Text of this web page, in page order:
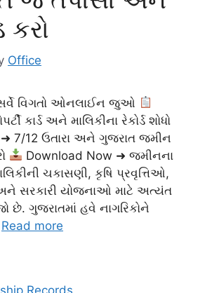
કરો
Office
વિગતો ઓનલાઈન જુઓ
કાર્ડ અને માલિકીના રેકોર્ડ શોધો
7/12 ઉતારા અને ગુજરાત જમીન
Download Now ➜ જમીનના
ચકાસણી, કૃષિ પ્રવૃત્તિઓ,
અને સરકારી યોજનાઓ માટે અત્યંત
છે. ગુજરાતમાં હવે નાગરિકોને
Read more
Records